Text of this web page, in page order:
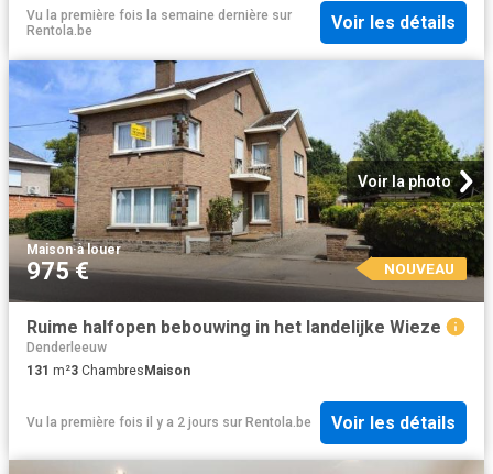
Vu la première fois la semaine dernière sur
Rentola.be
Voir les détails
Voir la photo
Maison·à louer
975 € NOUVEAU
Ruime halfopen bebouwing in het landelijke Wieze
Denderleeuw
131 m²3 Chambres Maison
Vu la première fois il y a 2 jours sur Rentola.be Voir les détails